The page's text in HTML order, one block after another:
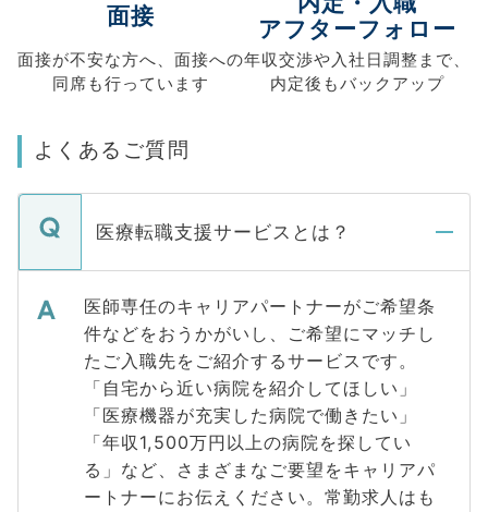
面接
面接が不安な方へ、 面接への
同席も行っています
アフターフォロー
年収交渉や入社日調整まで、
内定後もバックアップ
よくあるご質問
医療転職支援サービスとは？
医師専任のキャリアパートナーがご希望条
件などをおうかがいし、ご希望にマッチし
たご入職先をご紹介するサービスです。
「自宅から近い病院を紹介してほしい」
「医療機器が充実した病院で働きたい」
「年収1,500万円以上の病院を探してい
る」など、さまざまなご要望をキャリアパ
ートナーにお伝えください。常勤求人はも